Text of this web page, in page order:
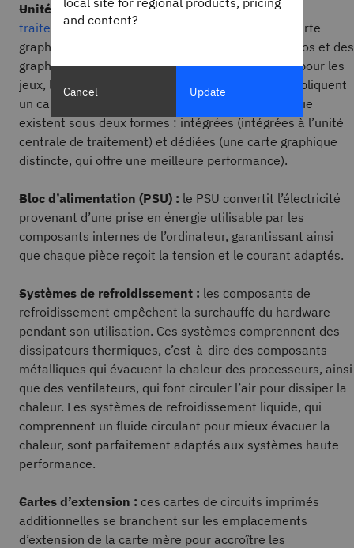
Unité de traitement graphique (GPU) :l’ unité de
traitement graphique (GPU
), souvent appelée « carte
graphique », assure le rendu des images, des vidéos et des
graphiques 3D. C’est particulièrement important pour les
jeux, la conception graphique et les tâches qui impliquent
un calcul visuel. Les unités de traitement graphique
existent sous deux formes : intégrées (intégrées à l’unité
centrale de traitement) et dédiées (une carte graphique
distincte, qui offre une meilleure performance).
Bloc d’alimentation (PSU) : le PSU convertit l’électricité
provenant d’une prise en énergie utilisable par les
composants internes de l’ordinateur, garantissant ainsi
que chaque pièce reçoit la tension et le courant adaptés.
Systèmes de refroidissement : les composants de
refroidissement empêchent la surchauffe du hardware
pendant son utilisation. Ces systèmes comprennent des
dissipateurs thermiques, c’est-à-dire des composants
métalliques qui évacuent la chaleur des processeurs, ainsi
que des ventilateurs, qui font circuler l’air pour dissiper la
chaleur. Les systèmes de refroidissement liquide, qui
comprennent un fluide circulant pour mieux évacuer la
chaleur, sont parfaitement adaptés aux systèmes haute
performance.
Cartes d’extension : ces cartes de circuits imprimés
additionnelles se branchent sur les emplacements
d’extension de la carte mère pour accroître les
and content?
Cancel Update